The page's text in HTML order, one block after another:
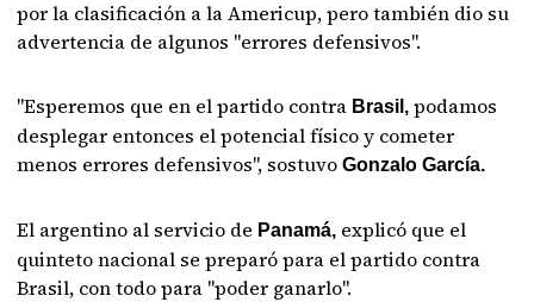
por la clasificación a la Americup, pero también dio su
advertencia de algunos "errores defensivos".
"Esperemos que en el partido contra Brasil, podamos
desplegar entonces el potencial físico y cometer
menos errores defensivos", sostuvo Gonzalo García.
El argentino al servicio de Panamá, explicó que el
quinteto nacional se preparó para el partido contra
Brasil, con todo para "poder ganarlo".